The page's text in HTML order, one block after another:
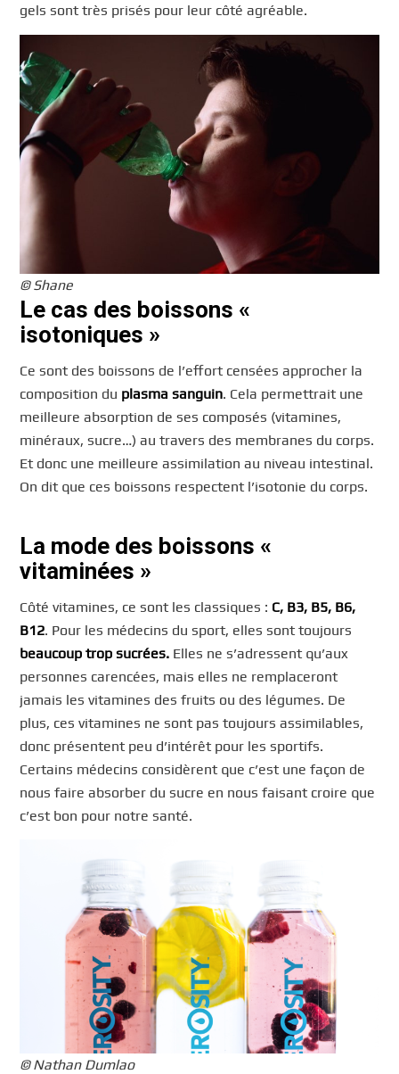
gels sont très prisés pour leur côté agréable.
© Shane
Le cas des boissons «
isotoniques »
Ce sont des boissons de l’effort censées approcher la
composition du plasma sanguin. Cela permettrait une
meilleure absorption de ses composés (vitamines,
minéraux, sucre…) au travers des membranes du corps.
Et donc une meilleure assimilation au niveau intestinal.
On dit que ces boissons respectent l’isotonie du corps.
La mode des boissons «
vitaminées »
Côté vitamines, ce sont les classiques : C, B3, B5, B6,
B12. Pour les médecins du sport, elles sont toujours
beaucoup trop sucrées. Elles ne s’adressent qu’aux
personnes carencées, mais elles ne remplaceront
jamais les vitamines des fruits ou des légumes. De
plus, ces vitamines ne sont pas toujours assimilables,
donc présentent peu d’intérêt pour les sportifs.
Certains médecins considèrent que c’est une façon de
nous faire absorber du sucre en nous faisant croire que
c’est bon pour notre santé.
© Nathan Dumlao